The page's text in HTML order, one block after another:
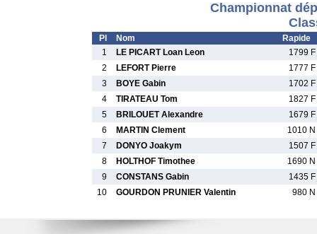
Championnat
Pl Nom
Rapide
1
LE PICART Loan Leon
1799 F
2
LEFORT Pierre
1777 F
3
BOYE Gabin
1702 F
4
TIRATEAU Tom
1827 F
5
BRILOUET Alexandre
1679 F
6
MARTIN Clement
1010 N
7
DONYO Joakym
1507 F
8
HOLTHOF Timothee
1690 N
9
CONSTANS Gabin
1435 F
10
GOURDON PRUNIER Valentin 980 N